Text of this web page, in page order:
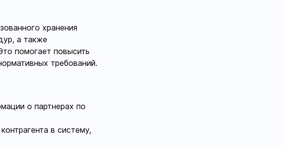
хранения
а также
помогает повысить
требований.
о партнерах по
в систему,